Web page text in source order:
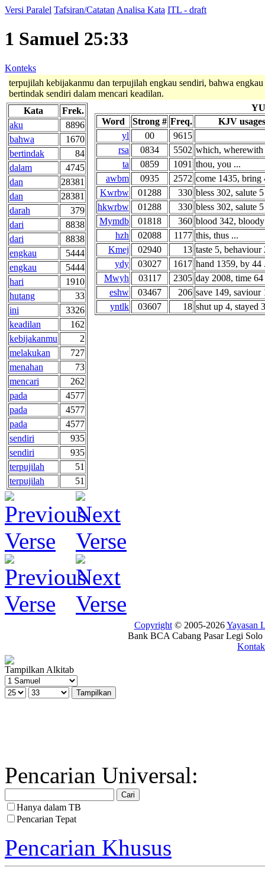
Versi Paralel Tafsiran/Catatan Analisa Kata ITL - draft
1 Samuel 25:33
Konteks
terpujilah kebijakanmu dan terpujilah engkau sendiri, bahwa
bertindak sendiri dalam mencari keadilan.
Kata
Frek.
aku
8896
bahwa
1670
bertindak
84
dalam
4745
dan
28381
dan
28381
darah
379
dari
8838
dari
8838
engkau
5444
engkau
5444
hari
1910
hutang
33
ini
3326
keadilan
162
kebijakanmu
2
melakukan
727
menahan
73
mencari
262
pada
4577
pada
4577
pada
4577
sendiri
935
sendiri
935
terpujilah
51
terpujilah
51
Word
Strong # Freq.
KJV usages
yl
00
9615
rsa
0834 5502 which, wherewith
ta
0859 1091 thou, you ...
awbm
0935 2572 come 1435, bring
Kwrbw
01288 330 bless 302, salute
hkwrbw
01288 330 bless 302, salute
Mymdb
01818 360 blood 342,
hzh
02088 1177 this, thus ...
Kmej
02940 13 taste 5, behaviour
ydy
03027 1617 hand 1359, by 44
Mwyh
03117 2305 day 2008, time 64
eshw
03467 206 save 149, saviour
yntlk
03607 18 shut up 4, stayed
Copyright© 2005-2026Yayasan
Bank BCA Cabang Pasar Legi
Kontak
Tampilkan Alkitab
Pencarian Universal:
Hanya dalam TB
Pencarian Tepat
Pencarian Khusus